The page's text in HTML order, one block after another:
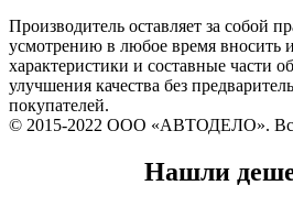
Производитель оставляет за собой
усмотрению в любое время вносить
характеристики и составные части
улучшения качества без
покупателей.
© 2015-2022 ООО «АВТОДЕЛО».
Нашли